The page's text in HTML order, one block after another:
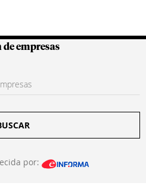
Colombianas
empresas
por: